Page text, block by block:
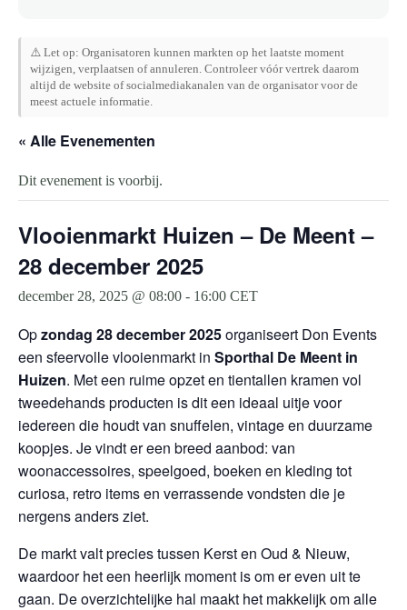
⚠️ Let op: Organisatoren kunnen markten op het laatste moment
wijzigen, verplaatsen of annuleren. Controleer vóór vertrek daarom
altijd de website of socialmediakanalen van de organisator voor de
meest actuele informatie.
« Alle Evenementen
Dit evenement is voorbij.
Vlooienmarkt Huizen – De Meent –
28 december 2025
december 28, 2025 @ 08:00 - 16:00 CET
Opzondag 28 december 2025organiseert Don Events
een sfeervolle vlooienmarkt in Sporthal De Meent in
Huizen. Met een ruime opzet en tientallen kramen vol
tweedehands producten is dit een ideaal uitje voor
iedereen die houdt van snuffelen, vintage en duurzame
koopjes. Je vindt er een breed aanbod: van
woonaccessoires, speelgoed, boeken en kleding tot
curiosa, retro items en verrassende vondsten die je
nergens anders ziet.
De markt valt precies tussen Kerst en Oud & Nieuw,
waardoor het een heerlijk moment is om er even uit te
gaan. De overzichtelijke hal maakt het makkelijk om alle